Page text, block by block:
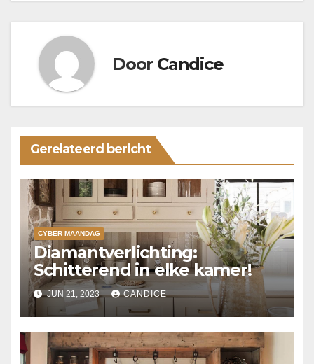
Door Candice
Gerelateerd bericht
CYBER MAANDAG
Diamantverlichting:
Schitterend in elke kamer!
JUN 21, 2023 CANDICE